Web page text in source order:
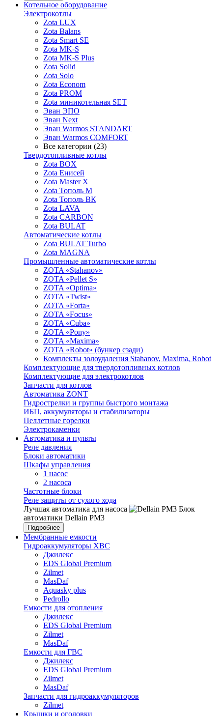
Котельное оборудование
Электрокотлы
Zota LUX
Zota Balans
Zota Smart SE
Zota MK-S
Zota MK-S Plus
Zota Solid
Zota Solo
Zota Econom
Zota PROM
Zota миникотельная SET
Эван ЭПО
Эван Next
Эван Warmos STANDART
Эван Warmos COMFORT
Все категории (23)
Твердотопливные котлы
Zota BOX
Zota Енисей
Zota Master X
Zota Тополь М
Zota Тополь ВК
Zota LAVA
Zota CARBON
Zota BULAT
Автоматические котлы
Zota BULAT Turbo
Zota MAGNA
Промышленные автоматические котлы
ZOTA «Stahanov»
ZOTA «Pellet S»
ZOTA «Optima»
ZOTA «Twist»
ZOTA «Forta»
ZOTA «Focus»
ZOTA «Cuba»
ZOTA «Pony»
ZOTA «Maxima»
ZOTA «Robot» (бункер сзади)
Комплекты золоудаления Stahanov, Maxima, Robot
Комплектующие для твердотопливных котлов
Комплектующие для электрокотлов
Запчасти для котлов
Автоматика ZONT
Гидрострелки и группы быстрого монтажа
ИБП, аккумуляторы и стабилизаторы
Пеллетные горелки
Электрокаменки
Автоматика и пульты
Реле давления
Блоки автоматики
Шкафы управления
1 насос
2 насоса
Частотные блоки
Реле защиты от сухого хода
Лучшая автоматика для насоса
Блок
автоматики Dellain PM3
Подробнее
Мембранные емкости
Гидроаккумуляторы ХВС
Джилекс
EDS Global Premium
Zilmet
MasDaf
Aquasky plus
Pedrollo
Емкости для отопления
Джилекс
EDS Global Premium
Zilmet
MasDaf
Емкости для ГВС
Джилекс
EDS Global Premium
Zilmet
MasDaf
Запчасти для гидроаккумуляторов
Zilmet
Крышки и оголовки